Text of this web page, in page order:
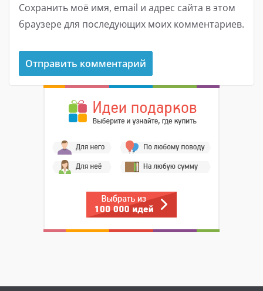
Сохранить моё имя, email и адрес сайта в этом
браузере для последующих моих комментариев.